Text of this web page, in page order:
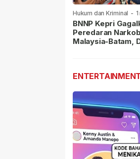
Hukum dan Kriminal -
lalu
BNNP Kepri
Peredaran
Malaysia-Batam,